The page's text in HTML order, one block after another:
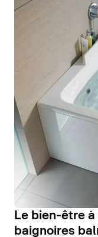
Le bien-être
baignoires